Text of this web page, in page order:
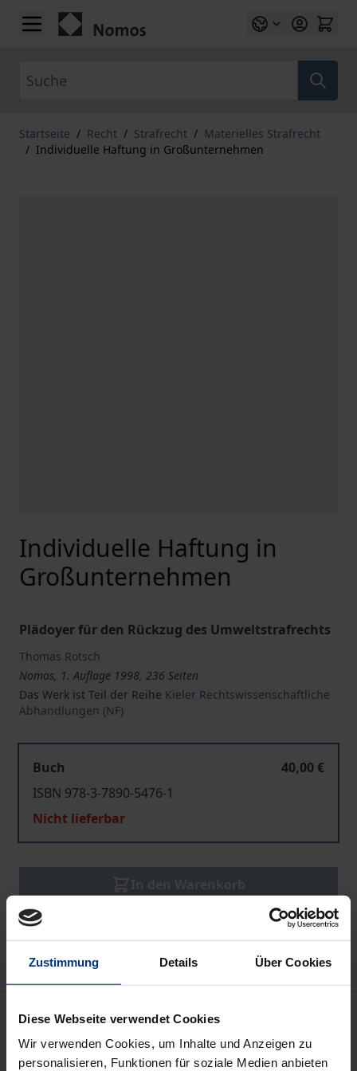
Zustimmung Details Über Cookies
Diese Webseite verwendet Cookies
Wir verwenden Cookies, um Inhalte und Anzeigen zu
personalisieren, Funktionen für soziale Medien anbieten
Zum Inhalt springen
Startseite / Recht / Strafrecht / Materielles Strafrecht
/ Individuelle Haftung in Großunternehmen
Individuelle Haftung in
Großunternehmen
Plädoyer für den Rückzug des Umweltstrafrechts
Thomas Rotsch
Nomos, 1. Auflage 1998, 236 Seiten
Das Werk ist Teil der Reihe Kieler Rechtswissenschaftliche
Abhandlungen (NF)
Buch
40,00 €
ISBN 978-3-7890-5476-1
Nicht lieferbar
In den Warenkorb
Zur Wunschliste hinzufügen
Hinweise zu Versandkosten
Beschreibung
Die strafrechtliche Haftung des einzelnen